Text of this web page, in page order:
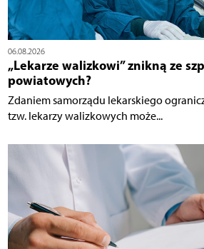
06.08.2026
„Lekarze walizkowi” znikną ze
powiatowych?
Zdaniem samorządu lekarskiego
tzw. lekarzy walizkowych może...